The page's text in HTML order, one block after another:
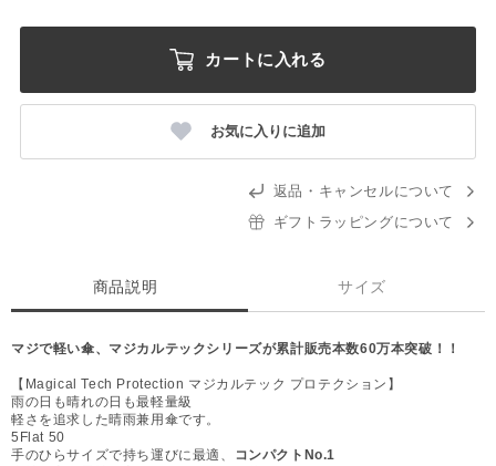
カートに入れる
お気に入りに追加
返品・キャンセルについて
ギフトラッピングについて
商品説明 サイズ
マジで軽い傘、マジカルテックシリーズが累計販売本数60万本突破！！
【Magical Tech Protection マジカルテック プロテクション】
雨の日も晴れの日も最軽量級
軽さを追求した晴雨兼用傘です。
5Flat 50
手のひらサイズで持ち運びに最適、
コンパクトNo.1